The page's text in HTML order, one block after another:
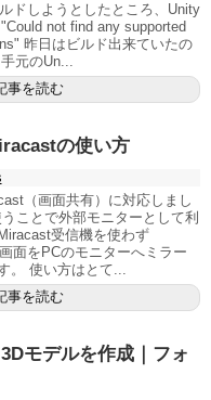
ドしようとしたところ、Unity
not find any supported
昨日はビルド出来ていたの
元のUn...
事を読む
の使い方
（画面共有）に対応しまし
ことで外部モニターとして利
受信機を使わず
面をPCのモニターへミラー
。 使い方はとて...
事を読む
モデルを作成｜フォ